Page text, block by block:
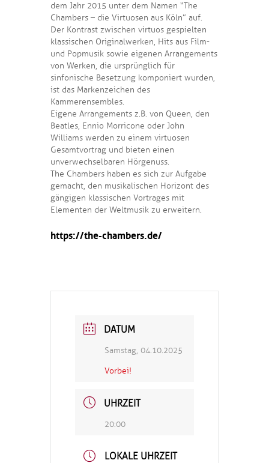
dem Jahr 2015 unter dem Namen “The
Chambers – die Virtuosen aus Köln” auf.
Der Kontrast zwischen virtuos gespielten
klassischen Originalwerken, Hits aus Film-
und Popmusik sowie eigenen Arrangements
von Werken, die ursprünglich für
sinfonische Besetzung komponiert wurden,
ist das Markenzeichen des
Kammerensembles.
Eigene Arrangements z.B. von Queen, den
Beatles, Ennio Morricone oder John
Williams werden zu einem virtuosen
Gesamtvortrag und bieten einen
unverwechselbaren Hörgenuss.
The Chambers haben es sich zur Aufgabe
gemacht, den musikalischen Horizont des
gängigen klassischen Vortrages mit
Elementen der Weltmusik zu erweitern.
https://the-chambers.de/
DATUM
Samstag, 04.10.2025
Vorbei!
UHRZEIT
20:00
LOKALE UHRZEIT